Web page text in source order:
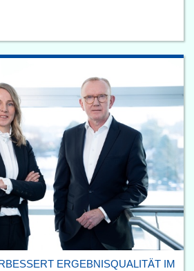
ERGEBNISQUALITÄT IM